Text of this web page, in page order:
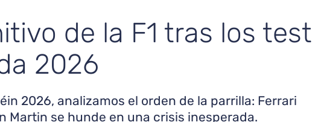
de la F1 tras los test
2026
2026, analizamos el orden de la parrilla: Ferrari
Martin se hunde en una crisis inesperada.